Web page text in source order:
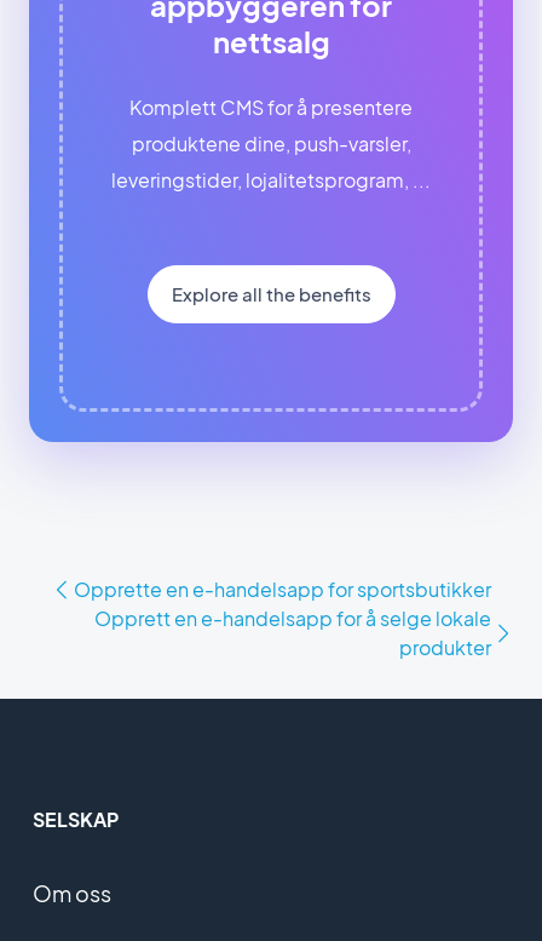
nettsalg
Komplett CMS for å presentere
produktene dine, push-varsler,
leveringstider, lojalitetsprogram, ...
Explore all the benefits
Opprette en e-handelsapp for sportsbutikker
Opprett en e-handelsapp for å selge lokale
produkter
SELSKAP
Om oss